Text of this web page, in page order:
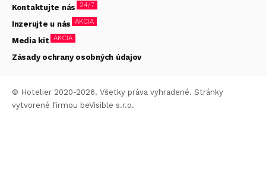
Kontaktujte nás 24/7
Inzerujte u nás AKCIA
Media kit AKCIA
Zásady ochrany osobných údajov
© Hotelier 2020-2026. Všetky práva vyhradené. Stránky
vytvorené firmou beVisible s.r.o.